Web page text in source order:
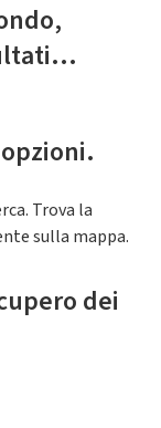
Trova la
sulla mappa.
dei